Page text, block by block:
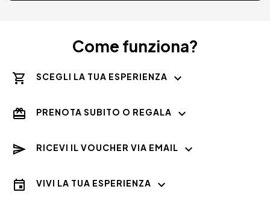
Come funziona?
SCEGLI LA TUA ESPERIENZA
PRENOTA SUBITO O REGALA
RICEVI IL VOUCHER VIA EMAIL
VIVI LA TUA ESPERIENZA